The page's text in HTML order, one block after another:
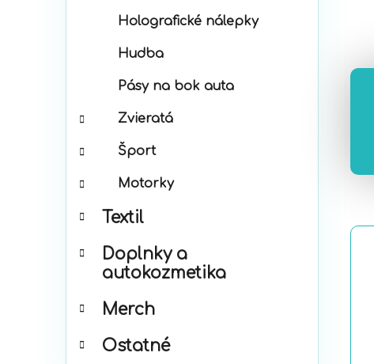
Holografické nálepky
Hudba
Pásy na bok auta
Zvieratá
Šport
Motorky
Textil
Doplnky a
autokozmetika
Merch
Ostatné